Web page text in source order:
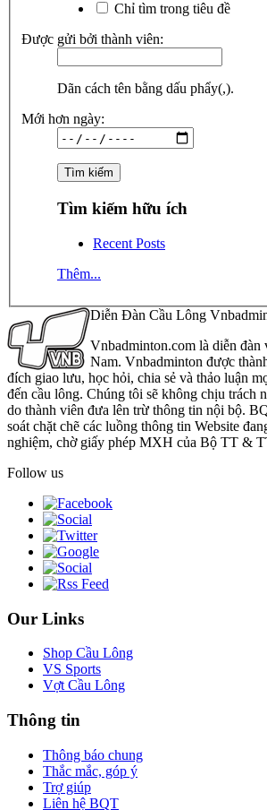
Chỉ tìm trong tiêu đề
Được gửi bởi thành viên:
Dãn cách tên bằng dấu phẩy(,).
Mới hơn ngày:
Tìm kiếm hữu ích
Recent Posts
Thêm...
Diễn Đàn Cầu Lông
Vnbadminton.com là diễn đàn
Nam. Vnbadminton được
đích giao lưu, học hỏi, chia sẻ và thảo luận
đến cầu lông. Chúng tôi sẽ không chịu trách
do thành viên đưa lên trừ thông tin nội bộ.
soát chặt chẽ các luồng thông tin Website
nghiệm, chờ giấy phép MXH của Bộ TT &
Follow us
Our Links
Shop Cầu Lông
VS Sports
Vợt Cầu Lông
Thông tin
Thông báo chung
Thắc mắc, góp ý
Trợ giúp
Liên hệ BQT